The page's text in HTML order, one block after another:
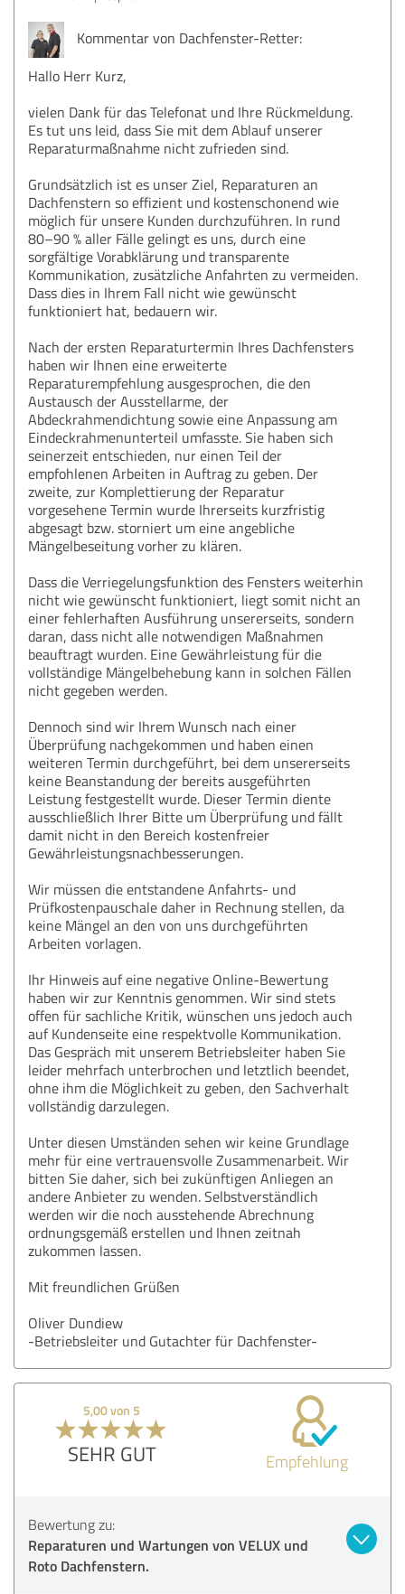
Kommentar von Dachfenster-Retter:
Hallo Herr Kurz,
vielen Dank für das Telefonat und Ihre Rückmeldung.
Es tut uns leid, dass Sie mit dem Ablauf unserer
Reparaturmaßnahme nicht zufrieden sind.
Grundsätzlich ist es unser Ziel, Reparaturen an
Dachfenstern so effizient und kostenschonend wie
möglich für unsere Kunden durchzuführen. In rund
80–90 % aller Fälle gelingt es uns, durch eine
sorgfältige Vorabklärung und transparente
Kommunikation, zusätzliche Anfahrten zu vermeiden.
Dass dies in Ihrem Fall nicht wie gewünscht
funktioniert hat, bedauern wir.
Nach der ersten Reparaturtermin Ihres Dachfensters
haben wir Ihnen eine erweiterte
Reparaturempfehlung ausgesprochen, die den
Austausch der Ausstellarme, der
Abdeckrahmendichtung sowie eine Anpassung am
Eindeckrahmenunterteil umfasste. Sie haben sich
seinerzeit entschieden, nur einen Teil der
empfohlenen Arbeiten in Auftrag zu geben. Der
zweite, zur Komplettierung der Reparatur
vorgesehene Termin wurde Ihrerseits kurzfristig
abgesagt bzw. storniert um eine angebliche
Mängelbeseitung vorher zu klären.
Dass die Verriegelungsfunktion des Fensters weiterhin
nicht wie gewünscht funktioniert, liegt somit nicht an
einer fehlerhaften Ausführung unsererseits, sondern
daran, dass nicht alle notwendigen Maßnahmen
beauftragt wurden. Eine Gewährleistung für die
vollständige Mängelbehebung kann in solchen Fällen
nicht gegeben werden.
Dennoch sind wir Ihrem Wunsch nach einer
Überprüfung nachgekommen und haben einen
weiteren Termin durchgeführt, bei dem unsererseits
keine Beanstandung der bereits ausgeführten
Leistung festgestellt wurde. Dieser Termin diente
ausschließlich Ihrer Bitte um Überprüfung und fällt
damit nicht in den Bereich kostenfreier
Gewährleistungsnachbesserungen.
Wir müssen die entstandene Anfahrts- und
Prüfkostenpauschale daher in Rechnung stellen, da
keine Mängel an den von uns durchgeführten
Arbeiten vorlagen.
Ihr Hinweis auf eine negative Online-Bewertung
haben wir zur Kenntnis genommen. Wir sind stets
offen für sachliche Kritik, wünschen uns jedoch auch
auf Kundenseite eine respektvolle Kommunikation.
Das Gespräch mit unserem Betriebsleiter haben Sie
leider mehrfach unterbrochen und letztlich beendet,
ohne ihm die Möglichkeit zu geben, den Sachverhalt
vollständig darzulegen.
Unter diesen Umständen sehen wir keine Grundlage
mehr für eine vertrauensvolle Zusammenarbeit. Wir
bitten Sie daher, sich bei zukünftigen Anliegen an
andere Anbieter zu wenden. Selbstverständlich
werden wir die noch ausstehende Abrechnung
ordnungsgemäß erstellen und Ihnen zeitnah
zukommen lassen.
Mit freundlichen Grüßen
Oliver Dundiew
-Betriebsleiter und Gutachter für Dachfenster-
5,00 von 5
SEHR GUT Empfehlung
Bewertung zu:
Reparaturen und Wartungen von VELUX und
Roto Dachfenstern.